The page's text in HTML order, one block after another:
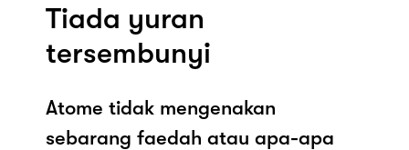
Tiada yuran
tersembunyi
Atome tidak mengenakan
sebarang faedah atau apa-apa